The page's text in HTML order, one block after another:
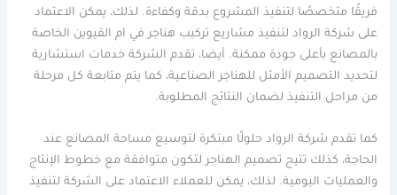
فريقًا متخصصًا لتنفيذ المشروع بدقة وكفاءة. لذلك، يمكن الاعتماد
على شركة الرواد لتنفيذ مشاريع تركيب هناجر في ام القيوين الخاصة
بالمصانع بأعلى جودة ممكنة. أيضا، تقدم الشركة خدمات استشارية
لتحديد التصميم الأمثل للهناجر الصناعية، كما يتم متابعة كل مرحلة
من مراحل التنفيذ لضمان النتائج المطلوبة.
كما تقدم شركة الرواد حلولًا مبتكرة لتوسيع مساحة المصانع عند
الحاجة، كذلك تتيح تصميم الهناجر لتكون متوافقة مع خطوط الإنتاج
والعمليات اليومية. لذلك، يمكن للعملاء الاعتماد على الشركة لتنفيذ